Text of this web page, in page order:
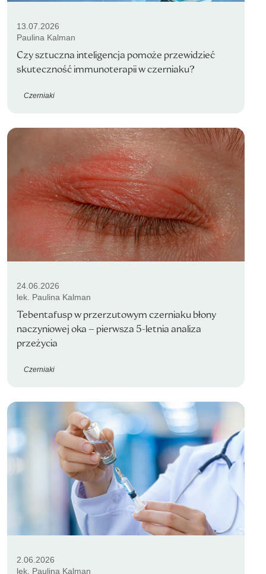
13.07.2026
Paulina Kalman
Czy sztuczna inteligencja pomoże przewidzieć
skuteczność immunoterapii w czerniaku?
Czerniaki
24.06.2026
lek. Paulina Kalman
Tebentafusp w przerzutowym czerniaku błony
naczyniowej oka – pierwsza 5-letnia analiza
przeżycia
Czerniaki
2.06.2026
lek. Paulina Kalman